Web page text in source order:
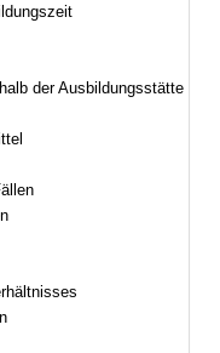
der Ausbildungsstätte